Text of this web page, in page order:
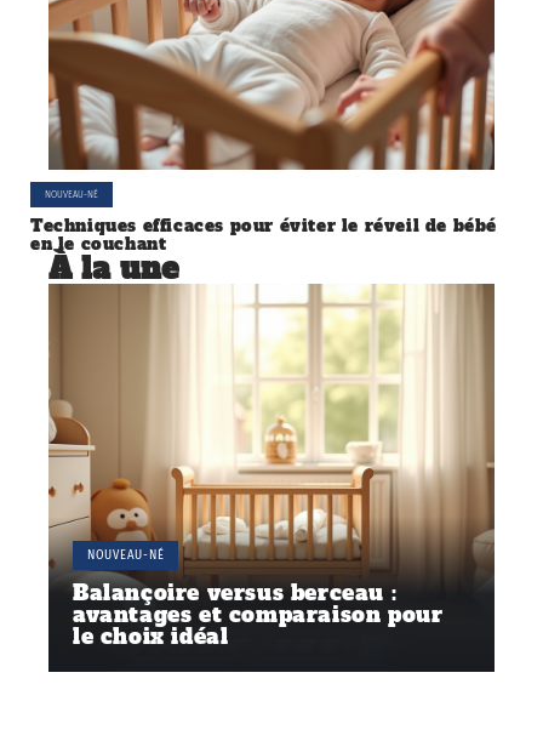
NOUVEAU-NÉ
Techniques efficaces pour éviter le réveil de bébé
en le couchant
À la une
NOUVEAU-NÉ
Balançoire versus berceau :
avantages et comparaison pour
le choix idéal